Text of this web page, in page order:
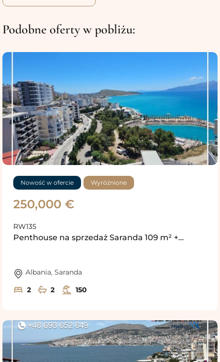
Podobne oferty w pobliżu:
Nowość w ofercie Wyróżnione
250,000 €
RW135
Penthouse na sprzedaż Saranda 109 m² +…
Albania, Saranda
2
2 150